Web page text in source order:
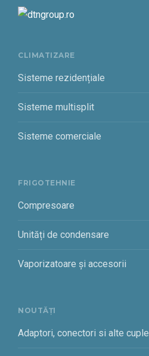
CLIMATIZARE
Sisteme rezidențiale
Sisteme multisplit
Sisteme comerciale
FRIGOTEHNIE
Compresoare
Unități de condensare
Vaporizatoare și accesorii
NOUTĂȚI
Adaptori, conectori si alte cuple